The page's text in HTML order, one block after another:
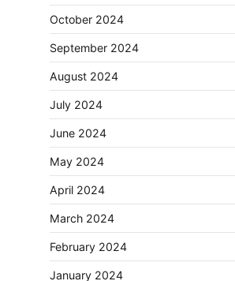
October 2024
September 2024
August 2024
July 2024
June 2024
May 2024
April 2024
March 2024
February 2024
January 2024